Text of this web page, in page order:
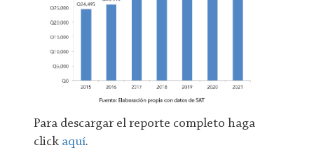
Para descargar el reporte completo haga
click aquí.